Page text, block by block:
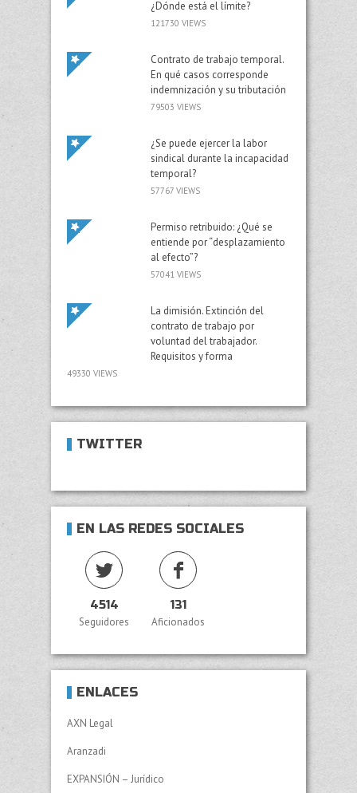
¿Dónde está el límite?
121730 VIEWS
Contrato de trabajo temporal.
En qué casos corresponde
indemnización y su tributación
79503 VIEWS
¿Se puede ejercer la labor
sindical durante la incapacidad
temporal?
57767 VIEWS
Permiso retribuido: ¿Qué se
entiende por “desplazamiento
al efecto”?
57041 VIEWS
La dimisión. Extinción del
contrato de trabajo por
voluntad del trabajador.
Requisitos y forma
49330 VIEWS
TWITTER
EN LAS REDES SOCIALES
4514
Seguidores
131
Aficionados
ENLACES
AXN Legal
Aranzadi
EXPANSIÓN – Jurídico